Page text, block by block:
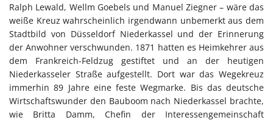
Ralph Lewald, Wellm Goebels und Manuel Ziegner – wäre das
weiße Kreuz wahrscheinlich irgendwann unbemerkt aus dem
Stadtbild von Düsseldorf Niederkassel und der Erinnerung
der Anwohner verschwunden. 1871 hatten es Heimkehrer aus
dem Frankreich-Feldzug gestiftet und an der heutigen
Niederkasseler Straße aufgestellt. Dort war das Wegekreuz
immerhin 89 Jahre eine feste Wegmarke. Bis das deutsche
Wirtschaftswunder den Bauboom nach Niederkassel brachte,
wie Britta Damm, Chefin der Interessengemeinschaft